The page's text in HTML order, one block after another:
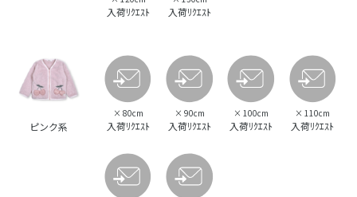
入荷ﾘｸｴｽﾄ 入荷ﾘｸｴｽﾄ
ピンク系
× 80cm
入荷ﾘｸｴｽﾄ
× 90cm
入荷ﾘｸｴｽﾄ
× 100cm
入荷ﾘｸｴｽﾄ
× 110cm
入荷ﾘｸｴｽﾄ